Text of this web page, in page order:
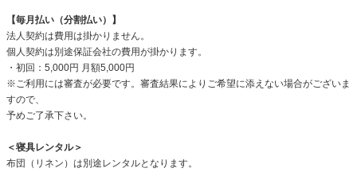
【毎月払い（分割払い）】
法人契約は費用は掛かりません。
個人契約は別途保証会社の費用が掛かります。
・初回：5,000円 月額5,000円
※ご利用には審査が必要です。審査結果によりご希望に添えない場合がございま
すので、
予めご了承下さい。
＜寝具レンタル＞
布団（リネン）は別途レンタルとなります。